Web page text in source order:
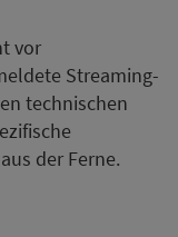
vor
Streaming-
technischen
der Ferne.